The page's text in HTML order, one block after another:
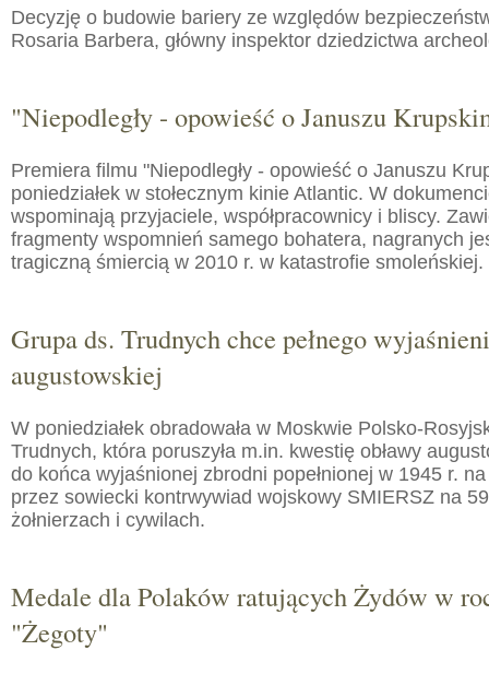
Decyzję o budowie bariery ze względów
Rosaria Barbera, główny inspektor dziedzictwa
"Niepodległy - opowieść o Januszu
Premiera filmu "Niepodległy - opowieść o Januszu
poniedziałek w stołecznym kinie Atlantic. W
wspominają przyjaciele, współpracownicy i bliscy.
fragmenty wspomnień samego bohatera, nagranych
tragiczną śmiercią w 2010 r. w katastrofie smoleńskiej.
Grupa ds. Trudnych chce pełnego
augustowskiej
W poniedziałek obradowała w Moskwie Polsko-
Trudnych, która poruszyła m.in. kwestię obławy
do końca wyjaśnionej zbrodni popełnionej w 1945 r.
przez sowiecki kontrwywiad wojskowy SMIERSZ na
żołnierzach i cywilach.
Medale dla Polaków ratujących Żydów w
"Żegoty"